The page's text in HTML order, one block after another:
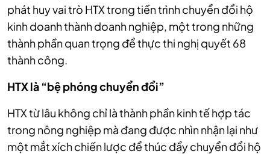
phát huy vai trò HTX trong tiến trình chuyển đổi hộ
kinh doanh thành doanh nghiệp, một trong những
thành phần quan trọng để thực thi nghị quyết 68
thành công.
HTX là “bệ phóng chuyển đổi”
HTX từ lâu không chỉ là thành phần kinh tế hợp tác
trong nông nghiệp mà đang được nhìn nhận lại như
một mắt xích chiến lược để thúc đẩy chuyển đổi hộ